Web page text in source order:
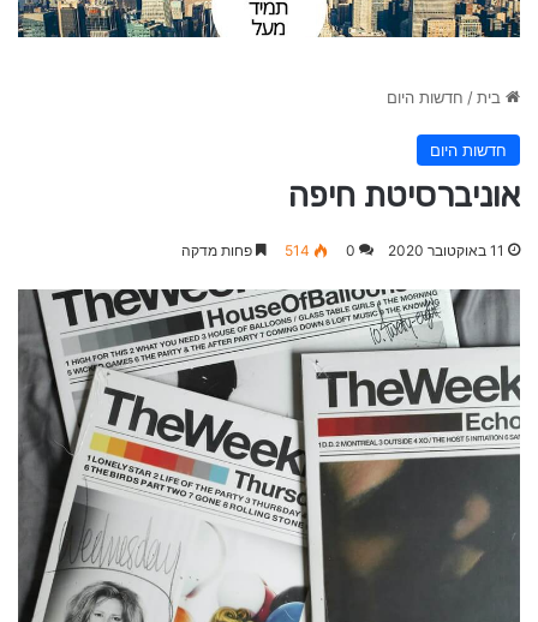
בית/ חדשות היום
חדשות היום
אוניברסיטת חיפה
11 באוקטובר 2020 0
514 פחות מדקה